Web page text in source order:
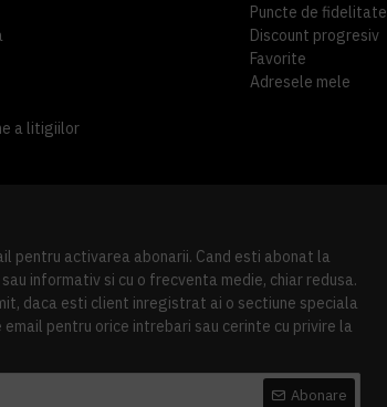
a litigiilor
Puncte de fidelitate
Discount progresiv
Favorite
Adresele mele
pentru activarea abonarii. Cand esti abonat la
informativ si cu o frecventa medie, chiar redusa.
daca esti client inregistrat ai o sectiune speciala
pentru orice intrebari sau cerinte cu privire la
Abonare